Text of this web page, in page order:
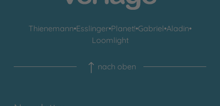
Thienemann•Esslinger•Planet!•Gabriel•Aladin•
Loomlight
nach oben